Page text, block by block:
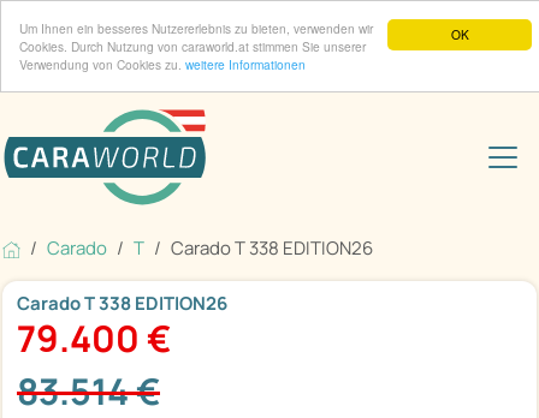
OK
Um Ihnen ein besseres Nutzererlebnis zu bieten, verwenden wir
Cookies. Durch Nutzung von caraworld.at stimmen Sie unserer
Verwendung von Cookies zu. weitere Informationen
Carado T Carado T 338 EDITION26
Carado T 338 EDITION26
79.400 €
83.514 €